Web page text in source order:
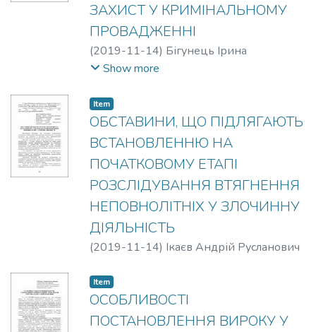
ЗАХИСТ У КРИМІНАЛЬНОМУ
ПРОВАДЖЕННІ
(2019-11-14) Бігунець Ірина
Миколаївна
Show more
Item
ОБСТАВИНИ, ЩО ПІДЛЯГАЮТЬ
ВСТАНОВЛЕННЮ НА
ПОЧАТКОВОМУ ЕТАПІ
РОЗСЛІДУВАННЯ ВТЯГНЕННЯ
НЕПОВНОЛІТНІХ У ЗЛОЧИННУ
ДІЯЛЬНІСТЬ
(2019-11-14) Ікаєв Андрій Русланович
Item
ОСОБЛИВОСТІ
ПОСТАНОВЛЕННЯ ВИРОКУ У